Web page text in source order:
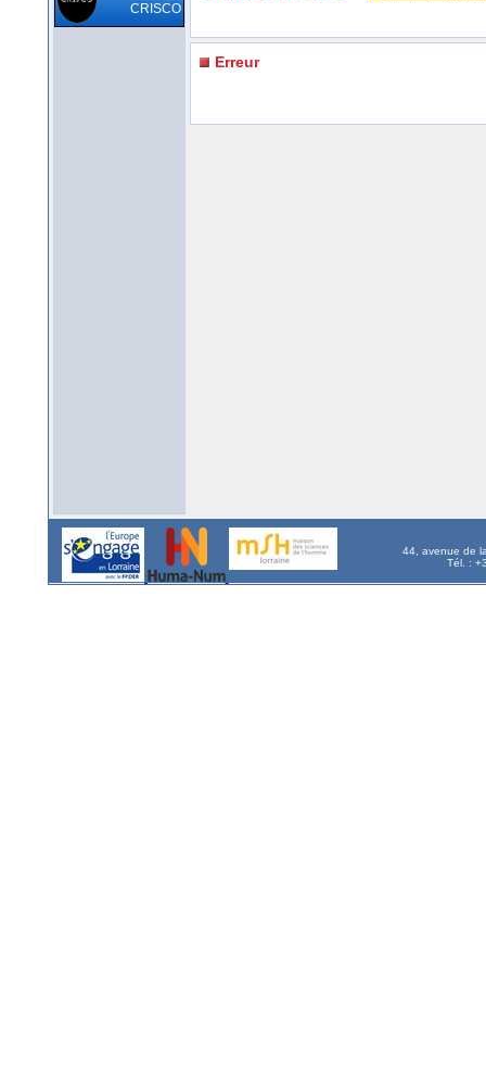
CRISCO
Erreur
44, avenue de
Tél. :